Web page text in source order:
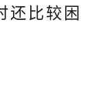
还比较困